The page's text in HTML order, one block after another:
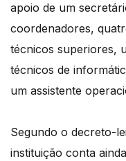
apoio de um
coordenadores,
técnicos superiores,
técnicos de
um assistente
Segundo o decreto-
instituição conta